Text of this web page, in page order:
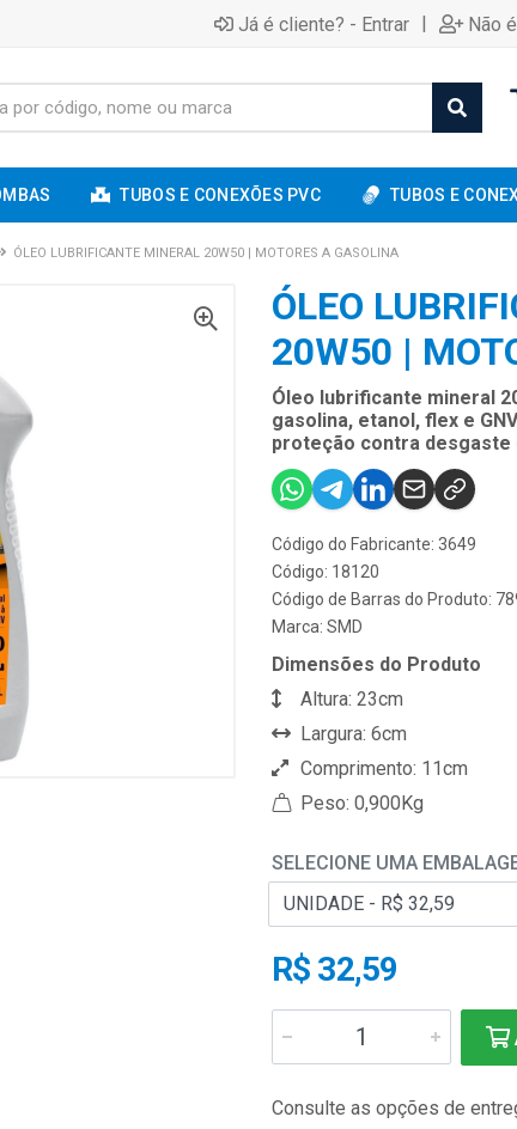
Já é cliente? - Entrar | Não
TUBOS E CONEXÕES PVC TUBOS E
ÓLEO LUBRIFICANTE MINERAL 20W50 | MOTORES A GASOLINA
ÓLEO
20W50 |
Óleo lubrificante mineral
gasolina, etanol, flex e
proteção contra
Código do Fabricante: 3649
Código: 18120
Código de Barras do Produto:
Marca: SMD
Dimensões do Produto
Altura: 23cm
Largura: 6cm
Comprimento: 11cm
Peso: 0,900Kg
SELECIONE UMA
R$ 32,59
Consulte as opções de